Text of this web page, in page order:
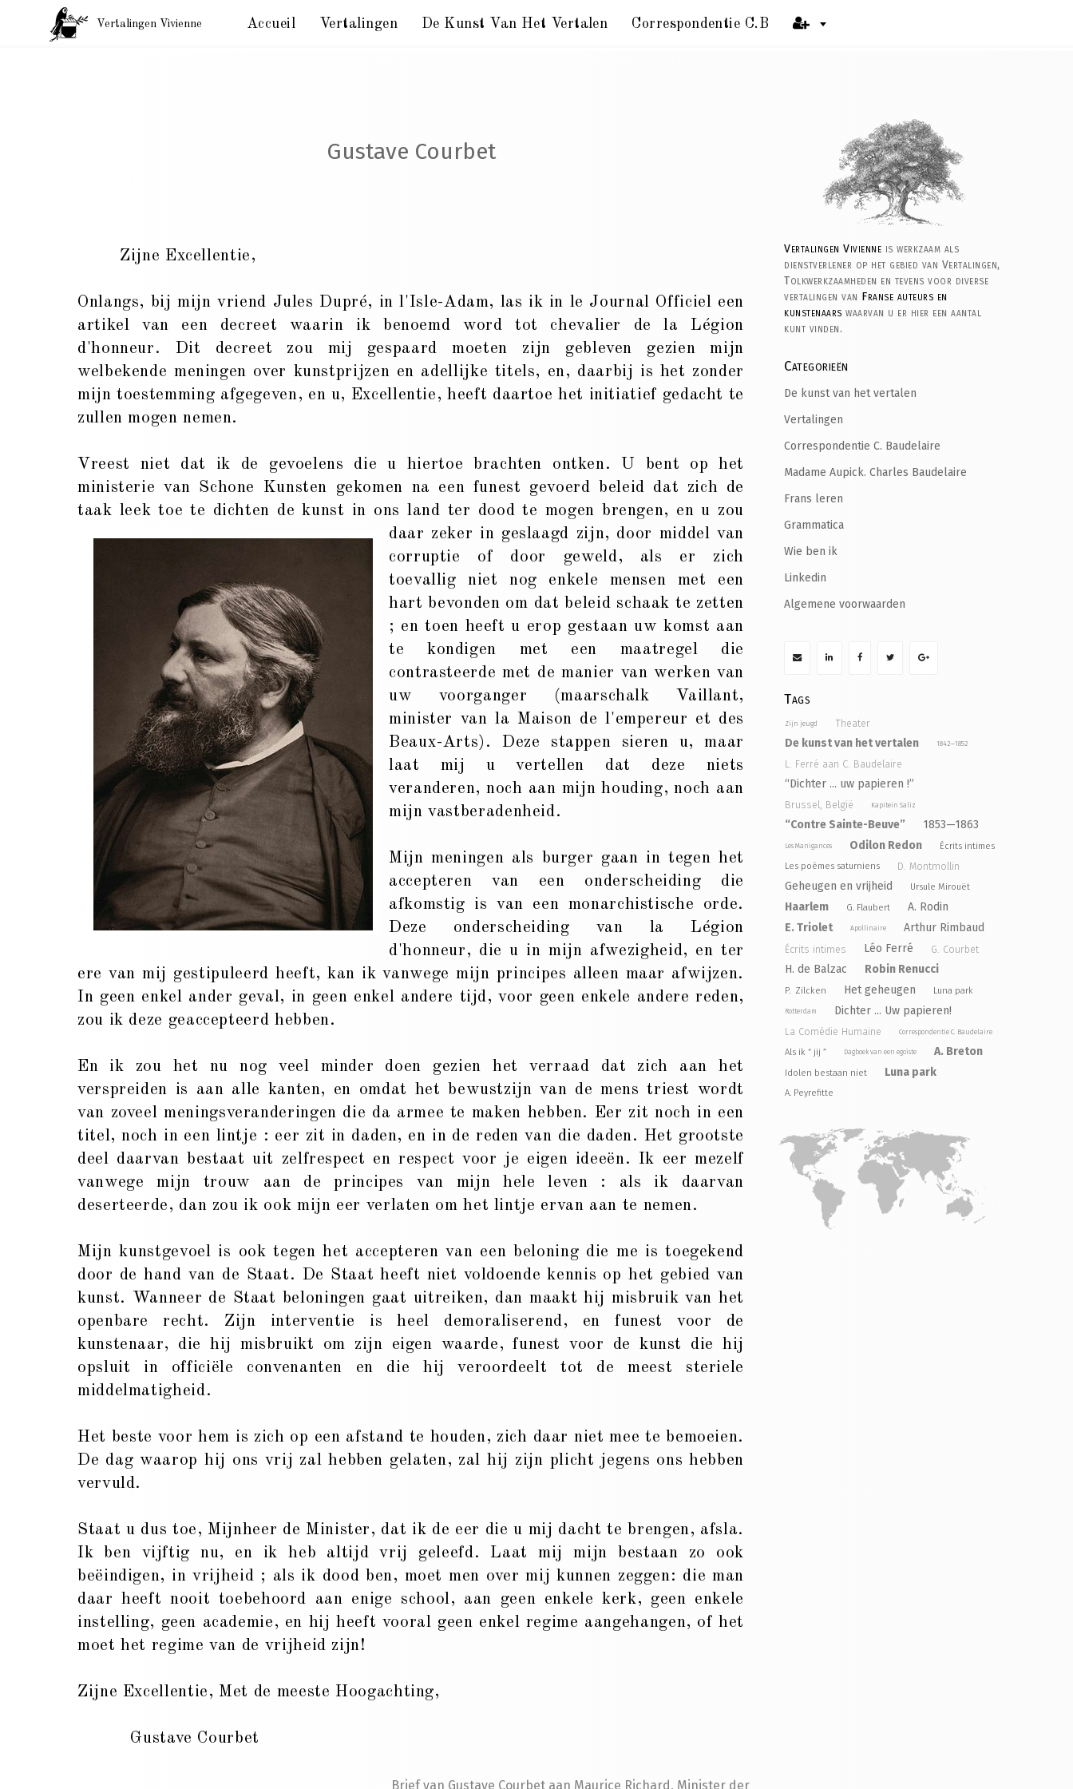
Vertalingen Vivienne Accueil Vertalingen De Kunst Van Het Vertalen Correspondentie C.B
Gustave Courbet
Zijne Excellentie,
Onlangs, bij mijn vriend Jules Dupré, in l'Isle-Adam, las ik in le Journal Officiel een
artikel van een decreet waarin ik benoemd word tot chevalier de la Légion
d'honneur. Dit decreet zou mij gespaard moeten zijn gebleven gezien mijn
welbekende meningen over kunstprijzen en adellijke titels, en, daarbij is het zonder
mijn toestemming afgegeven, en u, Excellentie, heeft daartoe het initiatief gedacht te
zullen mogen nemen.
Vreest niet dat ik de gevoelens die u hiertoe brachten ontken. U bent op het
ministerie van Schone Kunsten gekomen na een funest gevoerd beleid dat zich de
taak leek toe te dichten de kunst in ons land ter dood te mogen brengen, en u zou
daar zeker in geslaagd zijn, door middel van
corruptie of door geweld, als er zich
toevallig niet nog enkele mensen met een
hart bevonden om dat beleid schaak te zetten
; en toen heeft u erop gestaan uw komst aan
te kondigen met een maatregel die
contrasteerde met de manier van werken van
uw voorganger (maarschalk Vaillant,
minister van la Maison de l'empereur et des
Beaux-Arts). Deze stappen sieren u, maar
laat mij u vertellen dat deze niets
veranderen, noch aan mijn houding, noch aan
mijn vastberadenheid.
Mijn meningen als burger gaan in tegen het
accepteren van een onderscheiding die
afkomstig is van een monarchistische orde.
Deze onderscheiding van la Légion
d'honneur, die u in mijn afwezigheid, en ter
ere van mij gestipuleerd heeft, kan ik vanwege mijn principes alleen maar afwijzen.
In geen enkel ander geval, in geen enkel andere tijd, voor geen enkele andere reden,
zou ik deze geaccepteerd hebben.
En ik zou het nu nog veel minder doen gezien het verraad dat zich aan het
verspreiden is aan alle kanten, en omdat het bewustzijn van de mens triest wordt
van zoveel meningsveranderingen die da armee te maken hebben. Eer zit noch in een
titel, noch in een lintje : eer zit in daden, en in de reden van die daden. Het grootste
deel daarvan bestaat uit zelfrespect en respect voor je eigen ideeën. Ik eer mezelf
vanwege mijn trouw aan de principes van mijn hele leven : als ik daarvan
deserteerde, dan zou ik ook mijn eer verlaten om het lintje ervan aan te nemen.
Mijn kunstgevoel is ook tegen het accepteren van een beloning die me is toegekend
door de hand van de Staat. De Staat heeft niet voldoende kennis op het gebied van
kunst. Wanneer de Staat beloningen gaat uitreiken, dan maakt hij misbruik van het
openbare recht. Zijn interventie is heel demoraliserend, en funest voor de
kunstenaar, die hij misbruikt om zijn eigen waarde, funest voor de kunst die hij
opsluit in officiële convenanten en die hij veroordeelt tot de meest steriele
middelmatigheid.
Het beste voor hem is zich op een afstand te houden, zich daar niet mee te bemoeien.
De dag waarop hij ons vrij zal hebben gelaten, zal hij zijn plicht jegens ons hebben
vervuld.
Staat u dus toe, Mijnheer de Minister, dat ik de eer die u mij dacht te brengen, afsla.
Ik ben vijftig nu, en ik heb altijd vrij geleefd. Laat mij mijn bestaan zo ook
beëindigen, in vrijheid ; als ik dood ben, moet men over mij kunnen zeggen: die man
daar heeft nooit toebehoord aan enige school, aan geen enkele kerk, geen enkele
instelling, geen academie, en hij heeft vooral geen enkel regime aangehangen, of het
moet het regime van de vrijheid zijn!
Zijne Excellentie, Met de meeste Hoogachting,
Gustave Courbet
Brief van Gustave Courbet aan Maurice Richard, Minister der
Vertalingen Vivienne is werkzaam als
dienstverlener op het gebied van Vertalingen,
Tolkwerkzaamheden en tevens voor diverse
vertalingen van Franse auteurs en
kunstenaars waarvan u er hier een aantal
kunt vinden.
Categorieën
De kunst van het vertalen
Vertalingen
Correspondentie C. Baudelaire
Madame Aupick. Charles Baudelaire
Frans leren
Grammatica
Wie ben ik
Linkedin
Algemene voorwaarden
Tags
Zijn jeugd Theater
De kunst van het vertalen 1842—1852
L. Ferré aan C. Baudelaire
“Dichter ... uw papieren !”
Brussel, België Kapitein Saliz
“Contre Sainte-Beuve” 1853—1863
Les Manigances Odilon Redon
Écrits intimes
Les poèmes saturniens
D. Montmollin
Geheugen en vrijheid Ursule Mirouët
Haarlem G. Flaubert
A. Rodin
E. Triolet
Apollinaire Arthur Rimbaud
Écrits intimes Léo Ferré G. Courbet
H. de Balzac Robin Renucci
P. Zilcken Het geheugen Luna park
Rotterdam Dichter ... Uw papieren!
La Comédie Humaine Correspondentie C. Baudelaire
Als ik “ jij ” Dagboek van een egoïste A. Breton
Idolen bestaan niet Luna park
A. Peyrefitte